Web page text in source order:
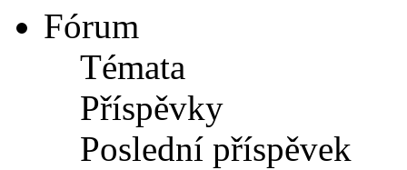
Fórum
Témata
Příspěvky
Poslední příspěvek